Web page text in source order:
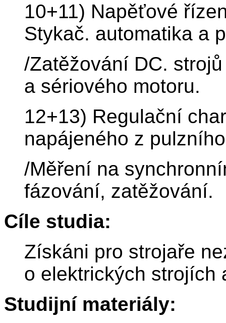
10+11) Napěťové
Stykač. automatika a
/Zatěžování DC.
a sériového motoru.
12+13) Regulační
napájeného z
/Měření na
fázování, zatěžování.
Cíle studia:
Získáni pro strojaře
o elektrických strojích
Studijní materiály: